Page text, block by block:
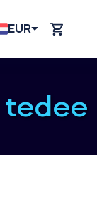
EUR
tedee